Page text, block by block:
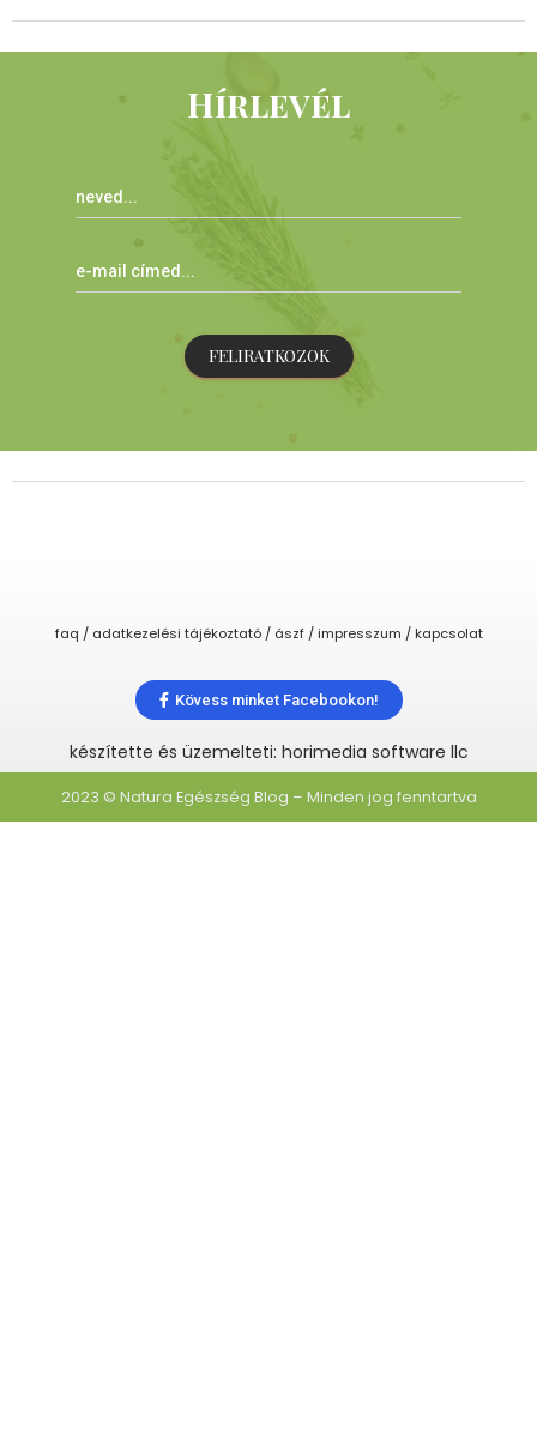
Hírlevél
FELIRATKOZOK
faq / adatkezelési tájékoztató / ászf / impresszum / kapcsolat
Kövess minket Facebookon!
készítette és üzemelteti: horimedia software llc
2023 © Natura Egészség Blog – Minden jog fenntartva